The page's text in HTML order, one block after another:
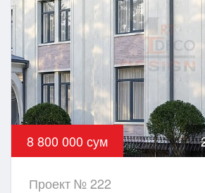
8 800 000 сум
Проект № 222